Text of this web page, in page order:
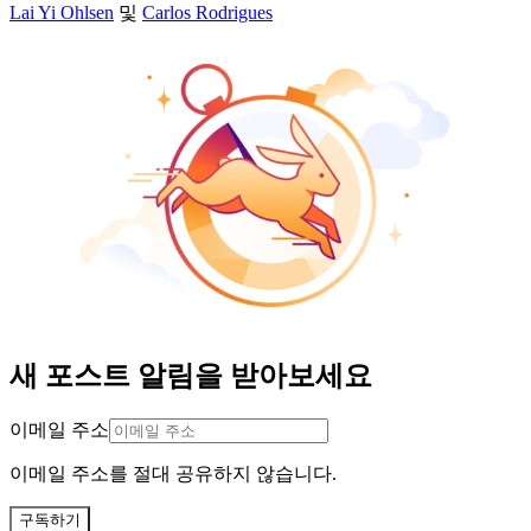
Lai Yi Ohlsen 및 Carlos Rodrigues
새 포스트 알림을 받아보세요
이메일 주소
이메일 주소를 절대 공유하지 않습니다.
구독하기